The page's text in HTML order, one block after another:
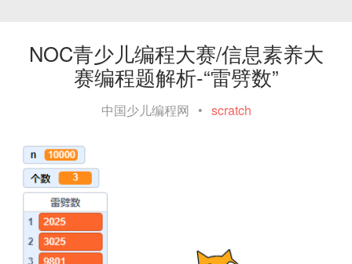
NOC青少儿编程大赛/信息素养大
赛编程题解析-“雷劈数”
中国少儿编程网 • scratch